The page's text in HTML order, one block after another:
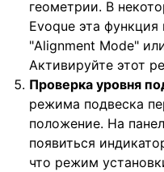
геометрии. В
Evoque эта
"Alignment Mode"
Активируйте этот
Проверка уровня
режима подвеска
положение. На
появиться
что режим